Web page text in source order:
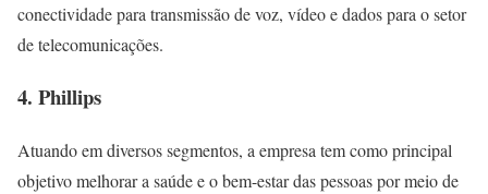
conectividade para transmissão de voz, vídeo e dados para o setor
de telecomunicações.
4. Phillips
Atuando em diversos segmentos, a empresa tem como principal
objetivo melhorar a saúde e o bem-estar das pessoas por meio de